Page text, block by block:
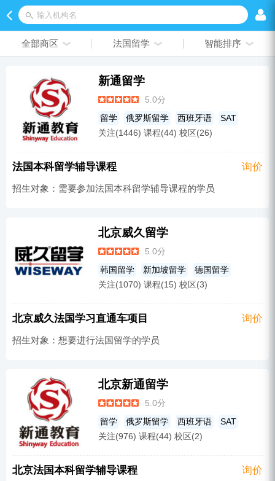
输入机构名
全部商区 法国留学 智能排序
新通留学
5.0分
留学 俄罗斯留学 西班牙语
SAT
法国留学
英国留学 德语
西班牙留学
美国留学
中国香港留学
托福
日语
雅思培训
韩语
GRE 新加坡留学
意大利语
GMAT
德国留学
匈牙利留学
关注(1446) 课程(44) 校区(26)
法国本科留学辅导课程 询价
招生对象：需要参加法国本科留学辅导课程的学员
北京威久留学
5.0分
韩国留学 新加坡留学
德国留学
法国留学
美国留学
中国香港留学
欧洲留学
日本留学
关注(1070) 课程(15) 校区(3)
北京威久法国学习直通车项目 询价
招生对象：想要进行法国留学的学员
北京新通留学
5.0分
留学 俄罗斯留学 西班牙语
SAT
法国留学
英国留学 德语
西班牙留学
关注(976) 课程(44) 校区(2)
北京法国本科留学辅导课程 询价